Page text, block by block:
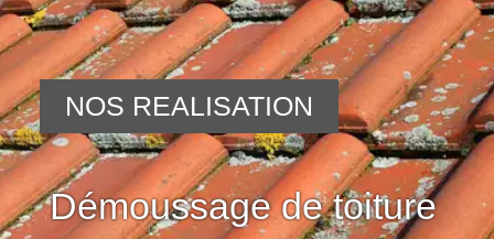
Démoussage de toiture
NOS REALISATION